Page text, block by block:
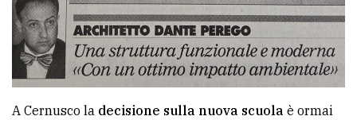
A Cernusco la decisione sulla nuova scuola è ormai